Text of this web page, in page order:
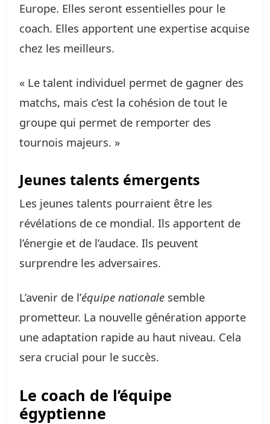
Europe. Elles seront essentielles pour le
coach. Elles apportent une expertise acquise
chez les meilleurs.
« Le talent individuel permet de gagner des
matchs, mais c’est la cohésion de tout le
groupe qui permet de remporter des
tournois majeurs. »
Jeunes talents émergents
Les jeunes talents pourraient être les
révélations de ce mondial. Ils apportent de
l’énergie et de l’audace. Ils peuvent
surprendre les adversaires.
L’avenir de l’équipe nationale semble
prometteur. La nouvelle génération apporte
une adaptation rapide au haut niveau. Cela
sera crucial pour le succès.
Le coach de l’équipe
égyptienne